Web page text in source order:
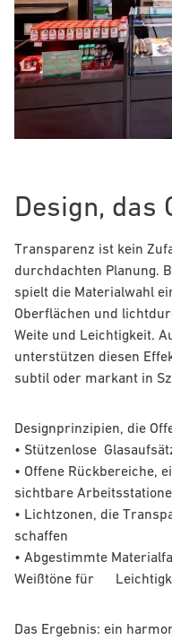
Design, das
Transparenz ist kein
durchdachten Planung.
spielt die Materialwahl
Oberflächen und
Weite und Leichtigkeit.
unterstützen diesen
subtil oder markant in
Designprinzipien, die
• Stützenlose
• Offene Rückbereiche,
sichtbare
• Lichtzonen, die
schaffen
• Abgestimmte
Weißtöne für
Das Ergebnis: ein